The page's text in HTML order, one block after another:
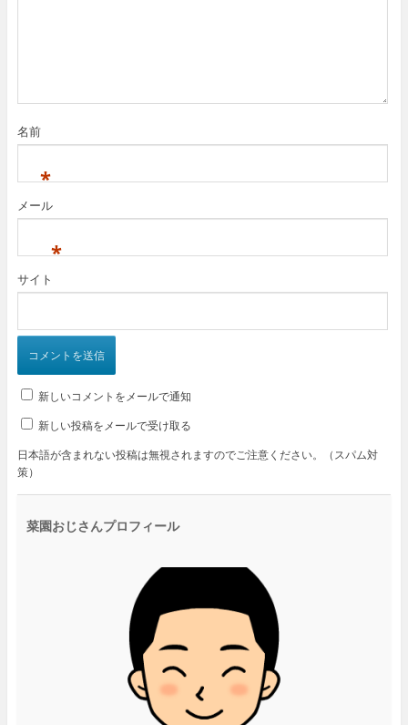
名前
*
メール
*
サイト
新しいコメントをメールで通知
新しい投稿をメールで受け取る
日本語が含まれない投稿は無視されますのでご注意ください。（スパム対
策）
菜園おじさんプロフィール